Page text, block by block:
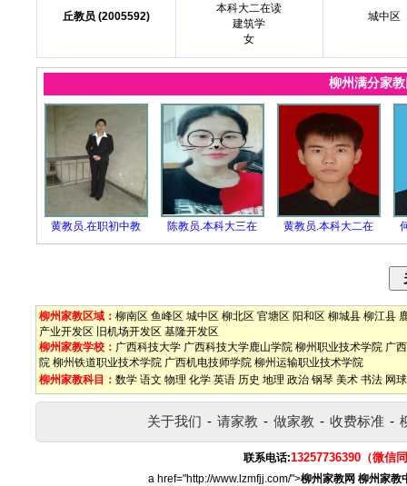
丘教员 (2005592)
本科大二在读
建筑学
女
城中区
柳州满分家
黄教员.在职初中教 陈教员.本科大三在 黄教员.本科大二在
柳州家教区域： 柳南区 鱼峰区 城中区 柳北区 官塘区 阳和区 柳城县 柳江县
产业开发区
旧机场开发区 基隆开发区
柳州家教学校： 广西科技大学 广西科技大学鹿山学院 柳州职业技术学院 广
院 柳州铁道职业技术学院 广西机电技师学院 柳州运输职业技术学院
柳州家教科目： 数学 语文 物理 化学 英语 历史 地理 政治 钢琴 美术 书法 网球
关于我们 - 请家教 - 做家教 - 收费标准 -
联系电话:13257736390（微信
a href="http://www.lzmfjj.com/">柳州家教网 柳州家教